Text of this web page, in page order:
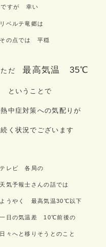
ですが 幸い
ベルテ竜郷は
の点では 平穏
だ最高気温 35℃
いうことで
中症対策への気配りが
く状況でございます
レビ 各局の
気予報士さんの話では
うやく 最高気温30℃以下
日の気温差 10℃前後の
々へと移りそうとのこと